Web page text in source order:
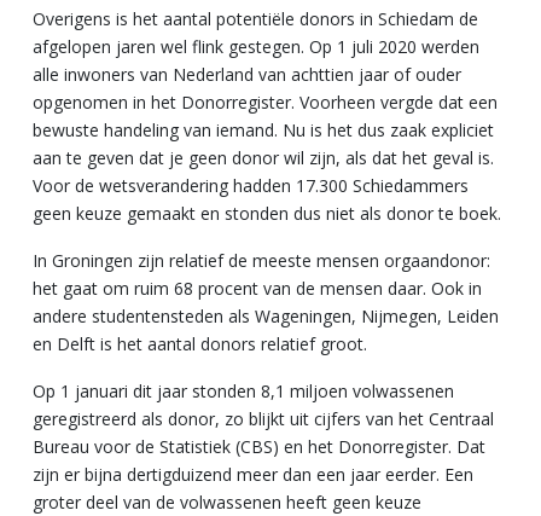
Overigens is het aantal potentiële donors in Schiedam de
afgelopen jaren wel flink gestegen. Op 1 juli 2020 werden
alle inwoners van Nederland van achttien jaar of ouder
opgenomen in het Donorregister. Voorheen vergde dat een
bewuste handeling van iemand. Nu is het dus zaak expliciet
aan te geven dat je geen donor wil zijn, als dat het geval is.
Voor de wetsverandering hadden 17.300 Schiedammers
geen keuze gemaakt en stonden dus niet als donor te boek.
In Groningen zijn relatief de meeste mensen orgaandonor:
het gaat om ruim 68 procent van de mensen daar. Ook in
andere studentensteden als Wageningen, Nijmegen, Leiden
en Delft is het aantal donors relatief groot.
Op 1 januari dit jaar stonden 8,1 miljoen volwassenen
geregistreerd als donor, zo blijkt uit cijfers van het Centraal
Bureau voor de Statistiek (CBS) en het Donorregister. Dat
zijn er bijna dertigduizend meer dan een jaar eerder. Een
groter deel van de volwassenen heeft geen keuze